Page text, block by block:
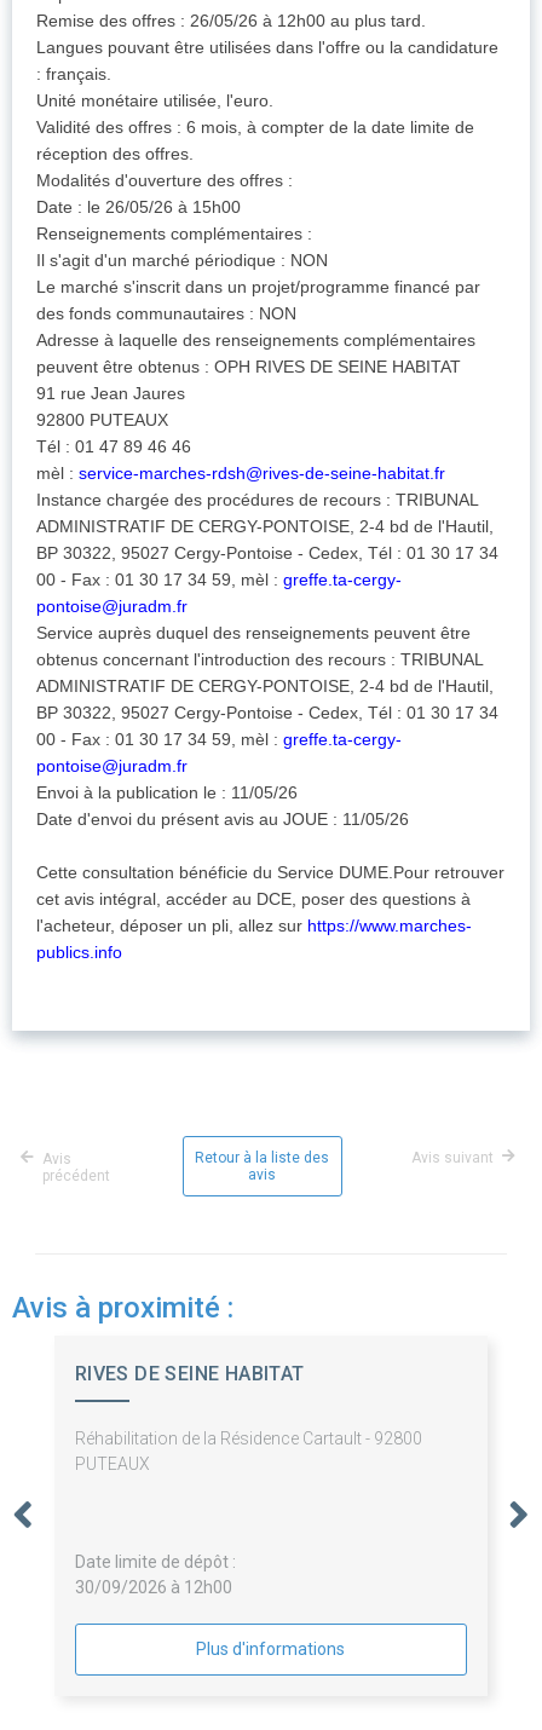
Remise des offres : 26/05/26 à 12h00 au plus tard.
Langues pouvant être utilisées dans l'offre ou la candidature
: français.
Unité monétaire utilisée, l'euro.
Validité des offres : 6 mois, à compter de la date limite de
réception des offres.
Modalités d'ouverture des offres :
Date : le 26/05/26 à 15h00
Renseignements complémentaires :
Il s'agit d'un marché périodique : NON
Le marché s'inscrit dans un projet/programme financé par
des fonds communautaires : NON
Adresse à laquelle des renseignements complémentaires
peuvent être obtenus : OPH RIVES DE SEINE HABITAT
91 rue Jean Jaures
92800 PUTEAUX
Tél : 01 47 89 46 46
mèl : service-marches-rdsh@rives-de-seine-habitat.fr
Instance chargée des procédures de recours : TRIBUNAL
ADMINISTRATIF DE CERGY-PONTOISE, 2-4 bd de l'Hautil,
BP 30322, 95027 Cergy-Pontoise - Cedex, Tél : 01 30 17 34
00 - Fax : 01 30 17 34 59, mèl : greffe.ta-cergy-
pontoise@juradm.fr
Service auprès duquel des renseignements peuvent être
obtenus concernant l'introduction des recours : TRIBUNAL
ADMINISTRATIF DE CERGY-PONTOISE, 2-4 bd de l'Hautil,
BP 30322, 95027 Cergy-Pontoise - Cedex, Tél : 01 30 17 34
00 - Fax : 01 30 17 34 59, mèl : greffe.ta-cergy-
pontoise@juradm.fr
Envoi à la publication le : 11/05/26
Date d'envoi du présent avis au JOUE : 11/05/26
Cette consultation bénéficie du Service DUME.Pour retrouver
cet avis intégral, accéder au DCE, poser des questions à
l'acheteur, déposer un pli, allez sur https://www.marches-
publics.info
Avis
précédent
Retour à la liste des
avis
Avis suivant
Avis à proximité :
RIVES DE SEINE HABITAT
Réhabilitation de la Résidence Cartault - 92800
PUTEAUX
Date limite de dépôt :
30/09/2026 à 12h00
Plus d'informations